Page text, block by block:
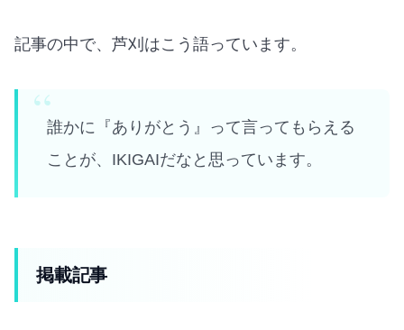
記事の中で、芦刈はこう語っています。
誰かに『ありがとう』って言ってもらえる
ことが、IKIGAIだなと思っています。
掲載記事